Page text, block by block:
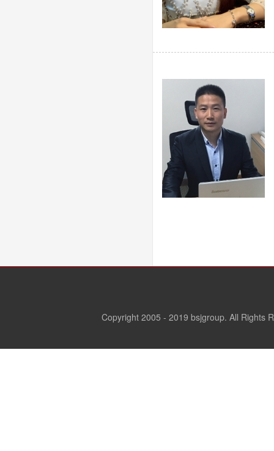
Copyright 2005 - 2019 bsjgroup. All Rights